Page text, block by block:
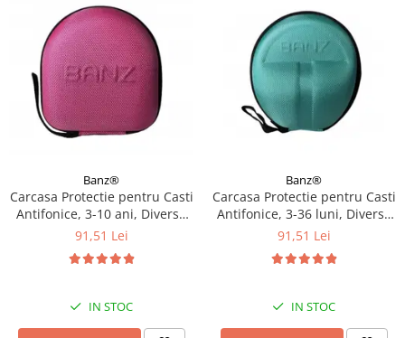
Banz®
Carcasa Protectie pentru Casti
Antifonice, 3-10 ani, Diverse
culori
91,51 Lei
IN STOC
Banz®
Carcasa Protectie pentru Casti
Antifonice, 3-36 luni, Diverse
culori
91,51 Lei
IN STOC